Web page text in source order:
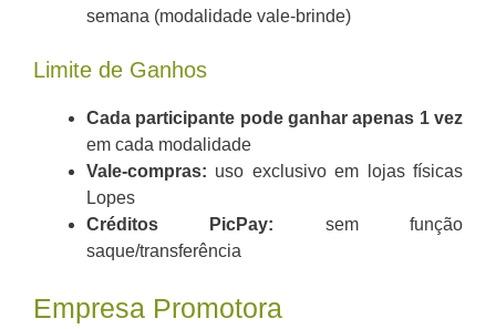
semana (modalidade vale-brinde)
Limite de Ganhos
Cada participante pode ganhar apenas 1 vez
em cada modalidade
Vale-compras: uso exclusivo em lojas físicas
Lopes
Créditos PicPay: sem função
saque/transferência
Empresa Promotora